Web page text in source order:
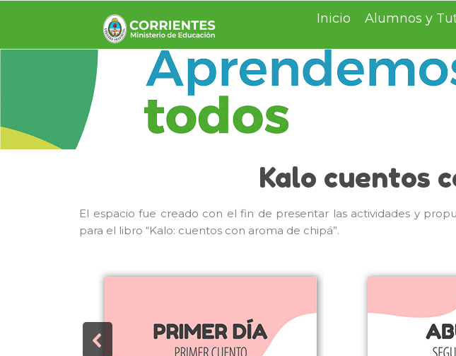
APRENDEMOS
Inicio Alumnos y
Kalo cuentos
El espacio fue creado con el fin de presentar las actividades y
para el libro “Kalo: cuentos con aroma de chipá”.